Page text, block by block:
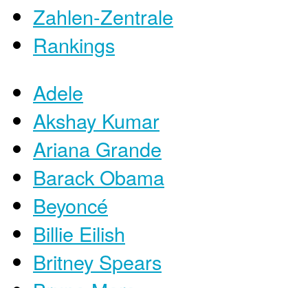
Zahlen-Zentrale
Rankings
Adele
Akshay Kumar
Ariana Grande
Barack Obama
Beyoncé
Billie Eilish
Britney Spears